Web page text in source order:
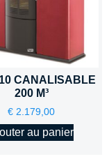
CANALISABLE
200 M³
€ 2.179,00
au panier